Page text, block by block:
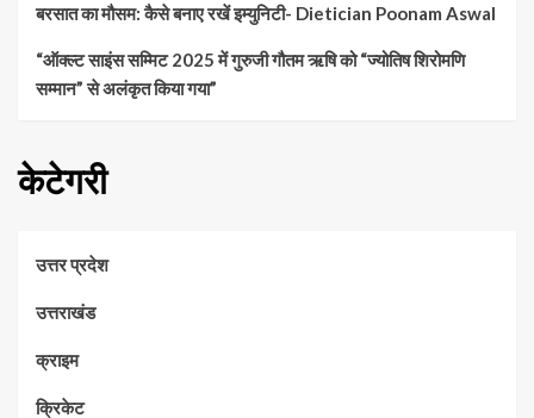
बरसात का मौसम: कैसे बनाए रखें इम्युनिटी- Dietician Poonam Aswal
“ऑक्ल्ट साइंस सम्मिट 2025 में गुरुजी गौतम ऋषि को “ज्योतिष शिरोमणि
सम्मान” से अलंकृत किया गया”
केटेगरी
उत्तर प्रदेश
उत्तराखंड
क्राइम
क्रिकेट